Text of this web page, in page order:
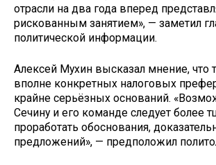
отрасли на два года вперед
рискованным занятием», — заметил
политической информации.
Алексей Мухин высказал мнение, что
вполне конкретных налоговых
крайне серьёзных оснований.
Сечину и его команде следует более
проработать обоснования,
предложений», — предположил